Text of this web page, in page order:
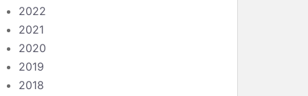
2022
2021
2020
2019
2018